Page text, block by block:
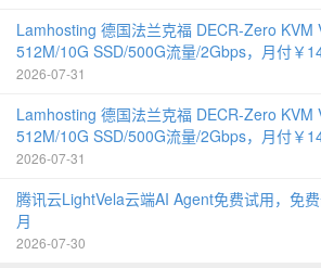
Lamhosting 德国法兰克福 DECR-Zero KVM
512M/10G SSD/500G流量/2Gbps，月付￥
2026-07-31
Lamhosting 德国法兰克福 DECR-Zero KVM
512M/10G SSD/500G流量/2Gbps，月付￥
2026-07-31
腾讯云LightVela云端AI Agent免费试用，免
月
2026-07-30